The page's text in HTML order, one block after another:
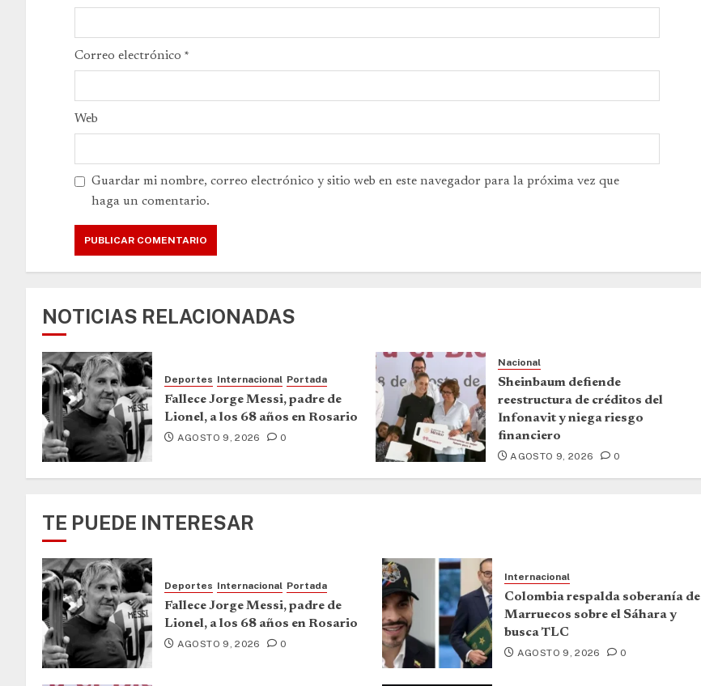
Correo electrónico *
Web
Guardar mi nombre, correo electrónico y sitio web en este navegador para la próxima vez que
haga un comentario.
NOTICIAS RELACIONADAS
Deportes Internacional Portada
Fallece Jorge Messi, padre de
Lionel, a los 68 años en Rosario
AGOSTO 9, 2026 0
Nacional
Sheinbaum defiende
reestructura de créditos del
Infonavit y niega riesgo
financiero
AGOSTO 9, 2026 0
TE PUEDE INTERESAR
Deportes Internacional Portada
Fallece Jorge Messi, padre de
Lionel, a los 68 años en Rosario
AGOSTO 9, 2026 0
Internacional
Colombia respalda soberanía de
Marruecos sobre el Sáhara y
busca TLC
AGOSTO 9, 2026 0